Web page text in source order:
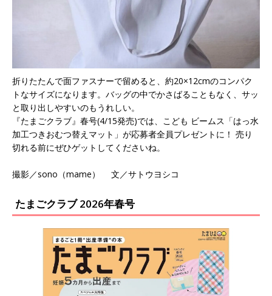
折りたたんで面ファスナーで留めると、約20×12cmのコンパク
トなサイズになります。バッグの中でかさばることもなく、サッ
と取り出しやすいのもうれしい。
『たまごクラブ』春号(4/15発売)では、こども ビームス「はっ水
加工つきおむつ替えマット」が応募者全員プレゼントに！ 売り
切れる前にぜひゲットしてくださいね。
撮影／sono（mame） 文／サトウヨシコ
たまごクラブ 2026年春号